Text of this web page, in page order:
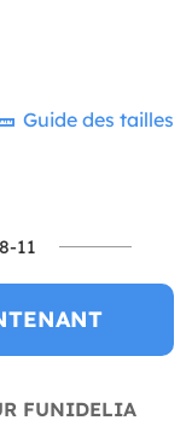
Guide des tailles
11
FUNIDELIA